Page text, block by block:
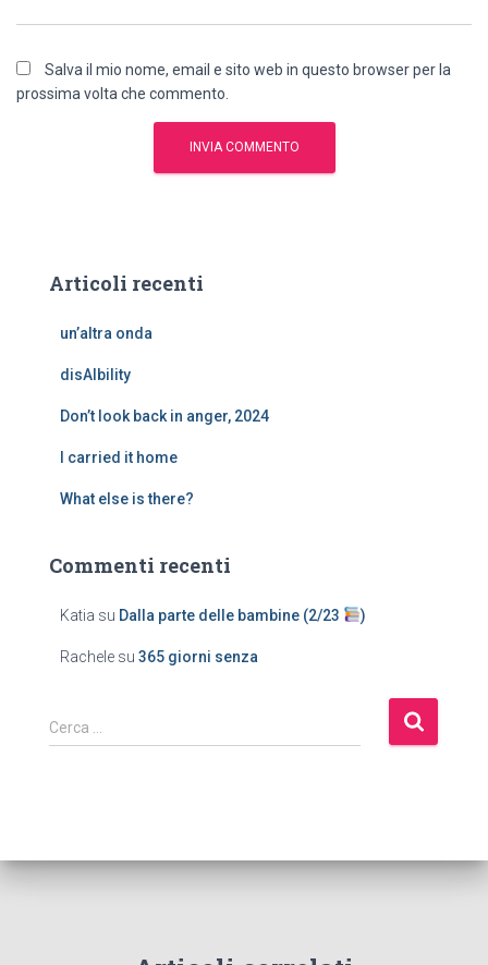
Salva il mio nome, email e sito web in questo browser per la
prossima volta che commento.
Articoli recenti
un’altra onda
disAIbility
Don’t look back in anger, 2024
I carried it home
What else is there?
Commenti recenti
Katia su Dalla parte delle bambine (2/23 )
Rachele su 365 giorni senza
Cerca …